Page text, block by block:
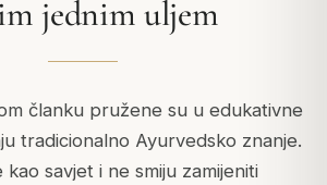
jednim uljem
članku pružene su u edukativne
tradicionalno Ayurvedsko znanje.
kao savjet i ne smiju zamijeniti